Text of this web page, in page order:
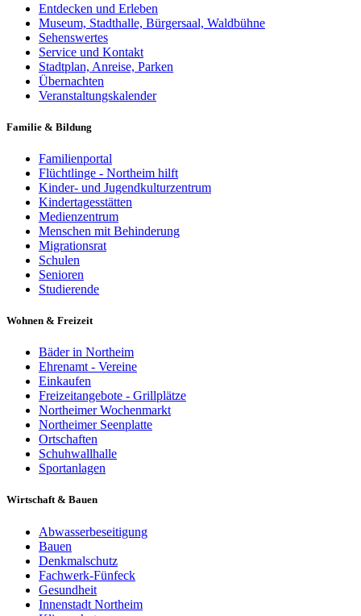
Entdecken und Erleben
Museum, Stadthalle, Bürgersaal, Waldbühne
Sehenswertes
Service und Kontakt
Stadtplan, Anreise, Parken
Übernachten
Veranstaltungskalender
Familie & Bildung
Familienportal
Flüchtlinge - Northeim hilft
Kinder- und Jugendkulturzentrum
Kindertagesstätten
Medienzentrum
Menschen mit Behinderung
Migrationsrat
Schulen
Senioren
Studierende
Wohnen & Freizeit
Bäder in Northeim
Ehrenamt - Vereine
Einkaufen
Freizeitangebote - Grillplätze
Northeimer Wochenmarkt
Northeimer Seenplatte
Ortschaften
Schuhwallhalle
Sportanlagen
Wirtschaft & Bauen
Abwasserbeseitigung
Bauen
Denkmalschutz
Fachwerk-Fünfeck
Gesundheit
Innenstadt Northeim